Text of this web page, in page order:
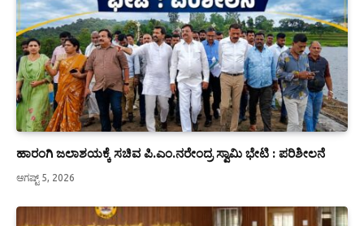
ಹಾರಂಗಿ ಜಲಾಶಯಕ್ಕೆ ಸಚಿವ ಪಿ.ಎಂ.ನರೇಂದ್ರ ಸ್ವಾಮಿ ಭೇಟಿ : ಪರಿಶೀಲನೆ
ಆಗಷ್ಟ್ 5, 2026